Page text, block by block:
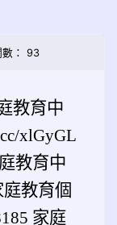
： 93
教育中
xlGyGL
教育中
教育個
家庭